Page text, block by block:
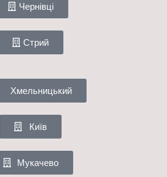
Чернівці
Стрий
Хмельницький
Київ
Мукачево